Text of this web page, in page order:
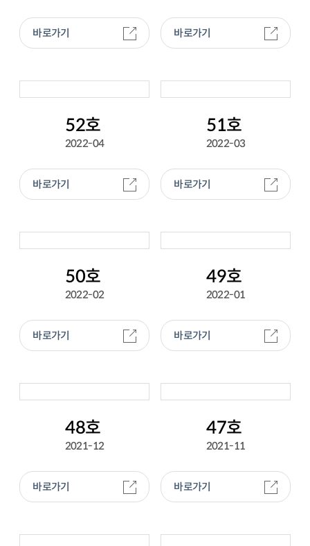
바로가기 바로가기
52호
2022-04
바로가기
51호
2022-03
바로가기
50호
2022-02
바로가기
49호
2022-01
바로가기
48호
2021-12
바로가기
47호
2021-11
바로가기